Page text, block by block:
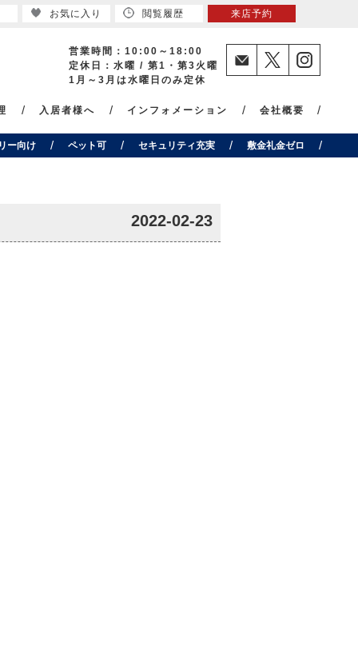
営業時間：10:00～18:00
定休日：水曜 / 第1・第3火曜
1月～3月は水曜日のみ定休
入居者様へ インフォメーション 会社概要
ー向け ペット可 セキュリティ充実 敷金礼金ゼロ
2022-02-23
お気に入り 閲覧履歴 来店予約